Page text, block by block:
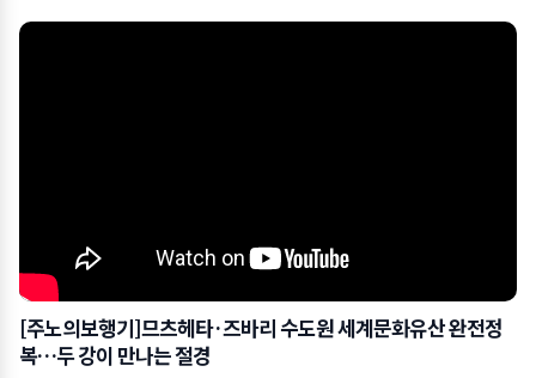
[주노의보행기]므츠헤타·즈바리 수도원 세계문화유산 완전정
복…두 강이 만나는 절경